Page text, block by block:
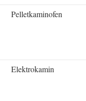
Pelletkaminofen
Elektrokamin